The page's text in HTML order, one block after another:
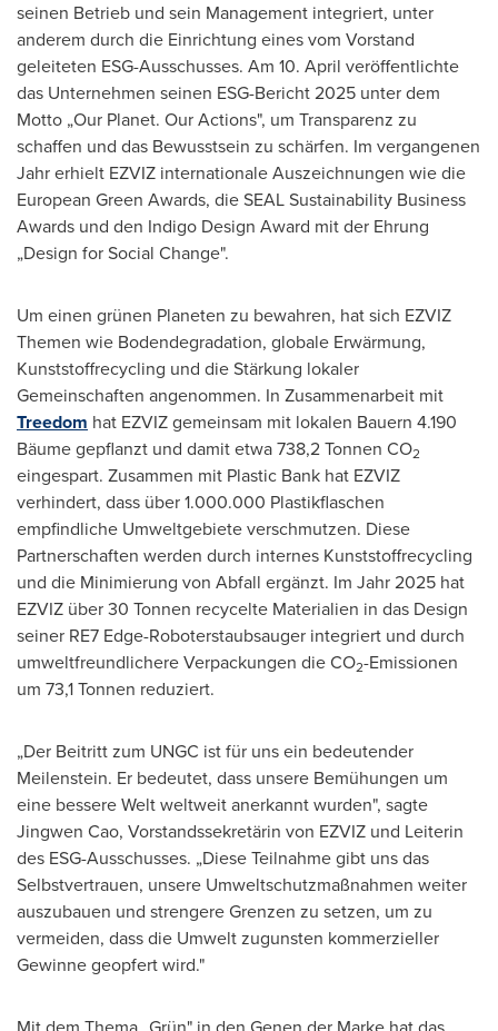
seinen Betrieb und sein Management integriert, unter
anderem durch die Einrichtung eines vom Vorstand
geleiteten ESG-Ausschusses. Am 10. April veröffentlichte
das Unternehmen seinen ESG-Bericht 2025 unter dem
Motto „Our Planet. Our Actions", um Transparenz zu
schaffen und das Bewusstsein zu schärfen. Im vergangenen
Jahr erhielt EZVIZ internationale Auszeichnungen wie die
European Green Awards, die SEAL Sustainability Business
Awards und den Indigo Design Award mit der Ehrung
„Design for Social Change".
Um einen grünen Planeten zu bewahren, hat sich EZVIZ
Themen wie Bodendegradation, globale Erwärmung,
Kunststoffrecycling und die Stärkung lokaler
Gemeinschaften angenommen. In Zusammenarbeit mit
Treedom hat EZVIZ gemeinsam mit lokalen Bauern 4.190
Bäume gepflanzt und damit etwa 738,2 Tonnen CO2
eingespart. Zusammen mit Plastic Bank hat EZVIZ
verhindert, dass über 1.000.000 Plastikflaschen
empfindliche Umweltgebiete verschmutzen. Diese
Partnerschaften werden durch internes Kunststoffrecycling
und die Minimierung von Abfall ergänzt. Im Jahr 2025 hat
EZVIZ über 30 Tonnen recycelte Materialien in das Design
seiner RE7 Edge-Roboterstaubsauger integriert und durch
umweltfreundlichere Verpackungen die CO2-Emissionen
um 73,1 Tonnen reduziert.
„Der Beitritt zum UNGC ist für uns ein bedeutender
Meilenstein. Er bedeutet, dass unsere Bemühungen um
eine bessere Welt weltweit anerkannt wurden", sagte
Jingwen Cao, Vorstandssekretärin von EZVIZ und Leiterin
des ESG-Ausschusses. „Diese Teilnahme gibt uns das
Selbstvertrauen, unsere Umweltschutzmaßnahmen weiter
auszubauen und strengere Grenzen zu setzen, um zu
vermeiden, dass die Umwelt zugunsten kommerzieller
Gewinne geopfert wird."